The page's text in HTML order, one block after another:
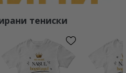
тениски